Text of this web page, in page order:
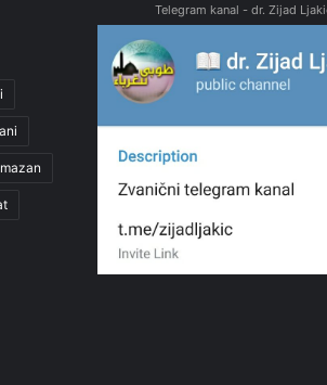
Telegram kanal - dr. Zijad